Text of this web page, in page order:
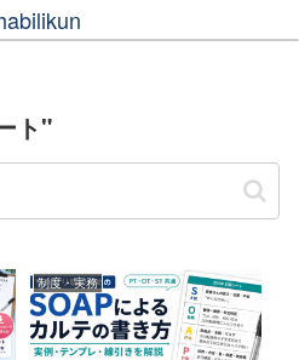
ト"
制度・実務